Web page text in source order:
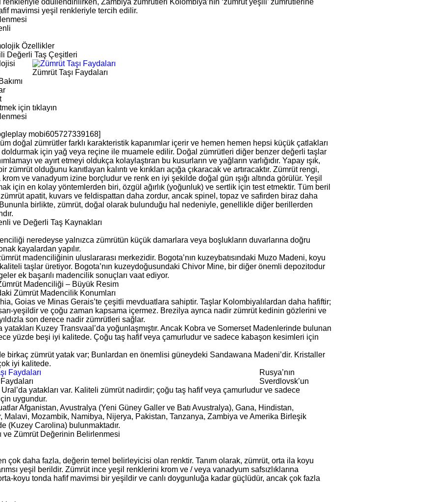
renkleriyle ödüllendirilirken, Zambiya zümrütleri Kolombiya’nın ‘zümrüt yeşili’ zümrütlerine
mavimsi yeşil renkleriyle tercih edilir.
Özellikler
Değerli Taş Çeşitleri
Zümrüt Taşı Faydaları
için tıklayın
mobi605727339168]
doğal zümrütler farklı karakteristik kapanımlar içerir ve hemen hemen hepsi küçük çatlakları
doldurmak için yağ veya reçine ile muamele edilir. Doğal zümrütleri diğer benzer değerli taşlar
ve ayırt etmeyi oldukça kolaylaştıran bu kusurların ve yağların varlığıdır. Yapay ışık,
zümrüt olduğunu kanıtlayan kalıntı ve kırıkları açığa çıkaracak ve artıracaktır. Zümrüt rengi,
ve vanadyum izine borçludur ve renk en iyi şekilde doğal gün ışığı altında görülür. Yeşil
için en kolay yöntemlerden biri, özgül ağırlık (yoğunluk) ve sertlik için test etmektir. Tüm beril
zümrüt apatit, kuvars ve feldispattan daha zordur, ancak spinel, topaz ve safirden biraz daha
Bununla birlikte, zümrüt, doğal olarak bulunduğu hal nedeniyle, genellikle diğer berillerden
ve Değerli Taş Kaynakları
neredeyse yalnızca zümrütün küçük damarlara veya boşlukların duvarlarına doğru
kayalardan yapılır.
madenciliğinin uluslararası merkezidir. Bogota’nın kuzeybatısındaki Muzo Madeni, koyu
taşlar üretiyor. Bogota’nın kuzeydoğusundaki Chivor Mine, bir diğer önemli depozitodur
ek başarılı madencilik sonuçları vaat ediyor.
Madenciliği – Büyük Resim
Zümrüt Madencilik Konumları
Goias ve Minas Gerais’te çeşitli mevduatlara sahiptir. Taşlar Kolombiyalılardan daha hafiftir;
yeşildir ve çoğu zaman kapsama içermez. Brezilya ayrıca nadir zümrüt kedinin gözlerini ve
yıldızla son derece nadir zümrütleri sağlar.
yatakları Kuzey Transvaal’da yoğunlaşmıştır. Ancak Kobra ve Somerset Madenlerinde bulunan
yüzde beşi iyi kalitede. Çoğu taş hafif veya çamurludur ve sadece kabaşon kesimleri için
birkaç zümrüt yatak var; Bunlardan en önemlisi güneydeki Sandawana Madeni’dir. Kristaller
iyi kalitede.
Rusya’nın
Sverdlovsk’un
yatakları var. Kaliteli zümrüt nadirdir; çoğu taş hafif veya çamurludur ve sadece
uygundur.
Afganistan, Avustralya (Yeni Güney Galler ve Batı Avustralya), Gana, Hindistan,
Malavi, Mozambik, Namibya, Nijerya, Pakistan, Tanzanya, Zambiya ve Amerika Birleşik
(Kuzey Carolina) bulunmaktadır.
ve Zümrüt Değerinin Belirlenmesi
çok daha fazla, değerin temel belirleyicisi olan renktir. Tanım olarak, zümrüt, orta ila koyu
yeşil berildir. Zümrüt ince yeşil renklerini krom ve / veya vanadyum safsızlıklarına
koyu tonda hafif mavimsi bir yeşildir ve canlı doygunluğa kadar güçlüdür, ancak çok fazla